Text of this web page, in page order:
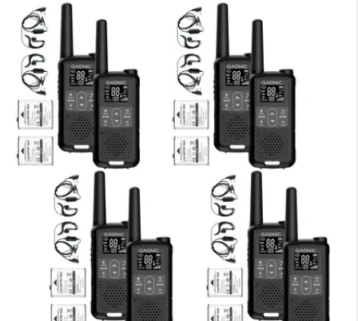
Medios de Pago ×